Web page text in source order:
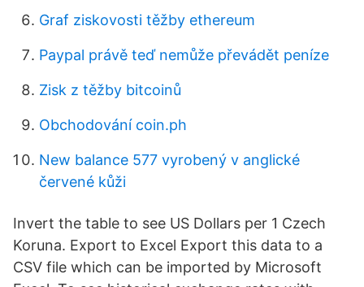
Graf ziskovosti těžby ethereum
Paypal právě teď nemůže převádět peníze
Zisk z těžby bitcoinů
Obchodování coin.ph
New balance 577 vyrobený v anglické
červené kůži
Invert the table to see US Dollars per 1 Czech
Koruna. Export to Excel Export this data to a
CSV file which can be imported by Microsoft